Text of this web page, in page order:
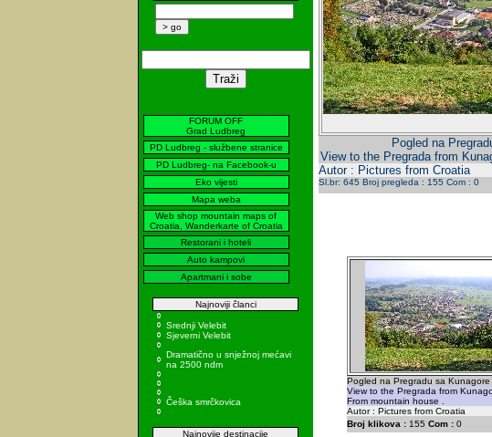
FORUM OFF
Grad Ludbreg
PD Ludbreg - službene stranice
PD Ludbreg- na Facebook-u
Eko vijesti
Mapa weba
Web shop mountain maps of
Croatia, Wanderkarte of Croatia
Restorani i hoteli
Auto kampovi
Apartmani i sobe
Najnoviji članci
Srednji Velebit
Sjeverni Velebit
Dramatično u snježnoj mećavi
na 2500 ndm
Češka smrčkovica
Najnovije destinacije
Pogled na
View to the Pregrada from
Autor : Pictures from Croatia
Sl.br: 645 Broj pregleda : 155 Com : 0
Pogled na Pregradu sa Kunagore .
View to the Pregrada from
From mountain house .
Autor : Pictures from Croatia
Broj klikova : 155 Com : 0